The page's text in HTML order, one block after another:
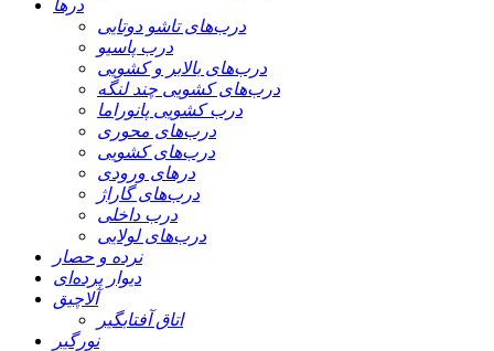
درها
درب‌های تاشو دوتایی
درب پاسیو
درب‌های بالابر و کشویی
درب‌های کشویی چند لنگه
درب کشویی پانوراما
درب‌های محوری
درب‌های کشویی
درهای ورودی
درب‌های گاراژ
درب داخلی
درب‌های لولایی
نرده و حصار
دیوار پرده‌ای
آلاچیق
اتاق آفتابگیر
نورگیر